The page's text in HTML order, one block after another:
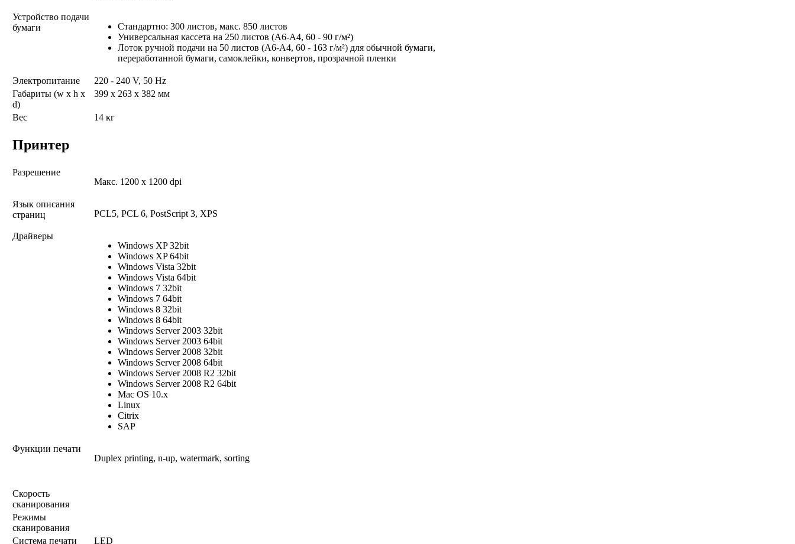
Устройство подачи
бумаги
Стандартно: 300 листов, макс. 850 листов
Универсальная кассета на 250 листов (A6-A4, 60 - 90 г/м²)
Лоток ручной подачи на 50 листов (A6-A4, 60 - 163 г/м²) для обычной бумаги,
переработанной бумаги, самоклейки, конвертов, прозрачной пленки
Электропитание
220 - 240 V, 50 Hz
Габариты (w x h x
d)
399 x 263 x 382 мм
Вес 14 кг
Принтер
Разрешение
Макс. 1200 x 1200 dpi
Язык описания
страниц
PCL5, PCL 6, PostScript 3, XPS
Драйверы
Windows XP 32bit
Windows XP 64bit
Windows Vista 32bit
Windows Vista 64bit
Windows 7 32bit
Windows 7 64bit
Windows 8 32bit
Windows 8 64bit
Windows Server 2003 32bit
Windows Server 2003 64bit
Windows Server 2008 32bit
Windows Server 2008 64bit
Windows Server 2008 R2 32bit
Windows Server 2008 R2 64bit
Mac OS 10.x
Linux
Citrix
SAP
Функции печати
Duplex printing, n-up, watermark, sorting
Скорость
сканирования
Режимы
сканирования
Система печати
LED